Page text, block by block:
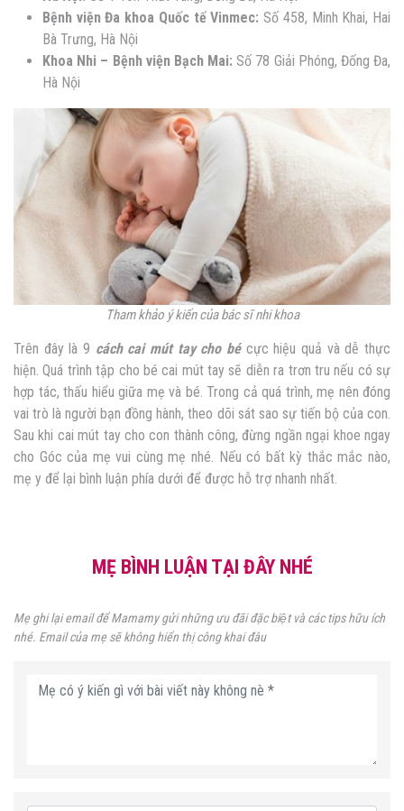
Bệnh viện Đa khoa Quốc tế Vinmec: Số 458, Minh Khai, Hai
Bà Trưng, Hà Nội
Khoa Nhi – Bệnh viện Bạch Mai: Số 78 Giải Phóng, Đống Đa,
Hà Nội
Tham khảo ý kiến của bác sĩ nhi khoa
Trên đây là 9 cách cai mút tay cho bécực hiệu quả và dễ thực
hiện. Quá trình tập cho bé cai mút tay sẽ diễn ra trơn tru nếu có sự
hợp tác, thấu hiểu giữa mẹ và bé. Trong cả quá trình, mẹ nên đóng
vai trò là người bạn đồng hành, theo dõi sát sao sự tiến bộ của con.
Sau khi cai mút tay cho con thành công, đừng ngần ngại khoe ngay
cho Góc của mẹ vui cùng mẹ nhé. Nếu có bất kỳ thắc mắc nào,
mẹ y để lại bình luận phía dưới để được hỗ trợ nhanh nhất.
MẸ BÌNH LUẬN TẠI ĐÂY NHÉ
Mẹ ghi lại email để Mamamy gửi những ưu đãi đặc biệt và các tips hữu ích
nhé. Email của mẹ sẽ không hiển thị công khai đâu